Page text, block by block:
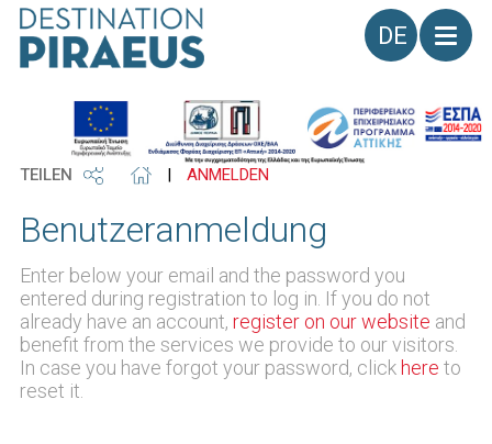
Sprache
TEILEN | ANMELDEN
Benutzeranmeldung
Enter below your email and the password you
entered during registration to log in. If you do not
already have an account, register on our website and
benefit from the services we provide to our visitors.
In case you have forgot your password, click here to
reset it.